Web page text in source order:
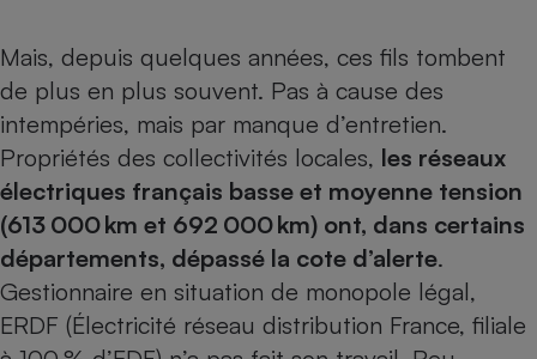
Mais, depuis quelques années, ces fils tombent
de plus en plus souvent. Pas à cause des
intempéries, mais par manque d’entretien.
Propriétés des collec­tivités locales, les réseaux
électriques français basse et moyenne tension
(613 000 km et 692 000 km) ont, dans certains
départements, dépassé la cote d’alerte.
Gestionnaire en situation de monopole légal,
ERDF (Électricité réseau distribution France, filiale
alimentaire
bouteille
Assurance emprunteur
Banque
Lave-linge
Téléviseur
Matelas
Mutuelle
Antimoustique